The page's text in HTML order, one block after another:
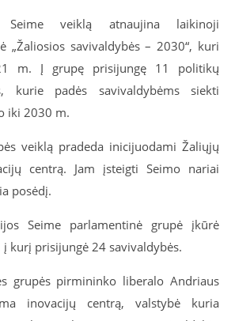
Seime veiklą atnaujina laikinoji
„Žaliosios savivaldybės – 2030“, kuri
m. Į grupę prisijungę 11 politikų
kurie padės savivaldybėms siekti
iki 2030 m.
veiklą pradeda inicijuodami Žaliųjų
centrą. Jam įsteigti Seimo nariai
posėdį.
Seime parlamentinė grupė įkūrė
kurį prisijungė 24 savivaldybės.
grupės pirmininko liberalo Andriaus
inovacijų centrą, valstybė kuria